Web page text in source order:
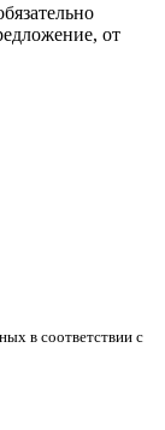
от
в соответствии с